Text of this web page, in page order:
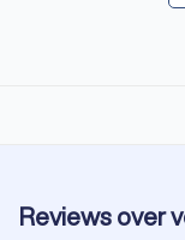
Reviews over